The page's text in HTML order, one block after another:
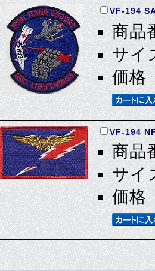
VF-194
商品
サイ
価格
VF-194
商品
サイ
価格